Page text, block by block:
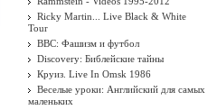
Ricky Martin... Live Black & White
Tour
BBC: Фашизм и футбол
Discovery: Библейские тайны
Круиз. Live In Omsk 1986
Веселые уроки: Английский для самых
маленьких